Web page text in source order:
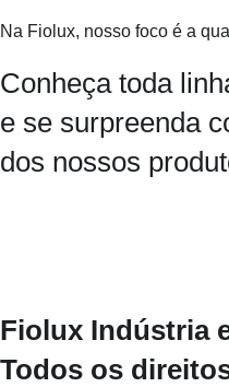
Na Fiolux, nosso foco é a
Conheça toda
e se surpreenda
dos nossos
Fiolux Indústria
Todos os